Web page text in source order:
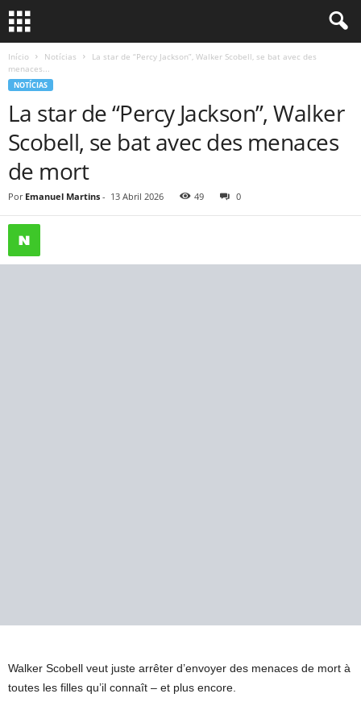
Início Notícias
La star de “Percy Jackson”, Walker Scobell, se bat avec des
menaces...
NOTÍCIAS
La star de “Percy Jackson”, Walker
Scobell, se bat avec des menaces
de mort
Por Emanuel Martins - 13 Abril 2026 49 0
Walker Scobell veut juste arrêter d’envoyer des menaces de mort à
toutes les filles qu’il connaît – et plus encore.